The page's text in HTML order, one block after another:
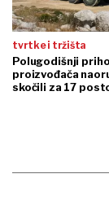
tvrtke i tržišta
Polugodišnji
proizvođača
skočili za 17